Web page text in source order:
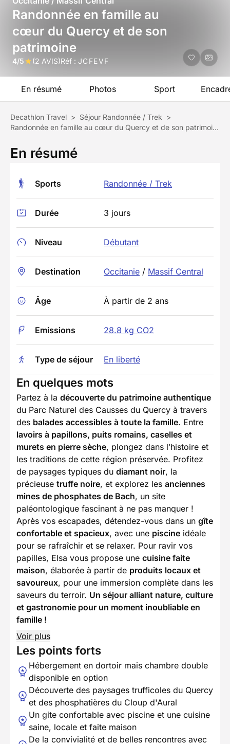
Randonnée en famille au
cœur du Quercy et de son
patrimoine
4/5 (2 AVIS)Réf : JCFEVF
En résumé Photos Sport
Decathlon Travel > Séjour Randonnée / Trek >
Randonnée en famille au cœur du Quercy et de son patrimoine
En résumé
Sports Randonnée / Trek
Durée 3 jours
Niveau Débutant
Destination Occitanie / Massif Central
Âge À partir de 2 ans
Emissions 28.8 kg CO2
Type de séjour En liberté
En quelques mots
Partez à la découverte du patrimoine authentique
du Parc Naturel des Causses du Quercy à travers
des balades accessibles à toute la famille. Entre
lavoirs à papillons, puits romains, caselles et
murets en pierre sèche, plongez dans l’histoire et
les traditions de cette région préservée. Profitez
de paysages typiques du diamant noir, la
précieuse truffe noire, et explorez les anciennes
mines de phosphates de Bach, un site
paléontologique fascinant à ne pas manquer !
Après vos escapades, détendez-vous dans un gîte
confortable et spacieux, avec une piscine idéale
pour se rafraîchir et se relaxer. Pour ravir vos
papilles, Elsa vous propose une cuisine faite
maison, élaborée à partir de produits locaux et
savoureux, pour une immersion complète dans les
saveurs du terroir. Un séjour alliant nature, culture
et gastronomie pour un moment inoubliable en
famille !
Voir plus
Les points forts
Hébergement en dortoir mais chambre double
disponible en option
Découverte des paysages trufficoles du Quercy
et des phosphatières du Cloup d'Aural
Un gite confortable avec piscine et une cuisine
saine, locale et faite maison
De la convivialité et de belles rencontres avec